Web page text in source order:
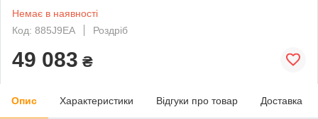
Немає в наявності
Код: 885J9EA
Роздріб
49 083 ₴
Опис Характеристики Відгуки про товар Доставка